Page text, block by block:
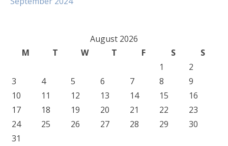
August 2026
M
T W T F S
S
1
2
3
4 5 6 7 8
9
10
11 12 13 14 15
16
17
18 19 20 21 22
23
24
25 26 27 28 29
30
31